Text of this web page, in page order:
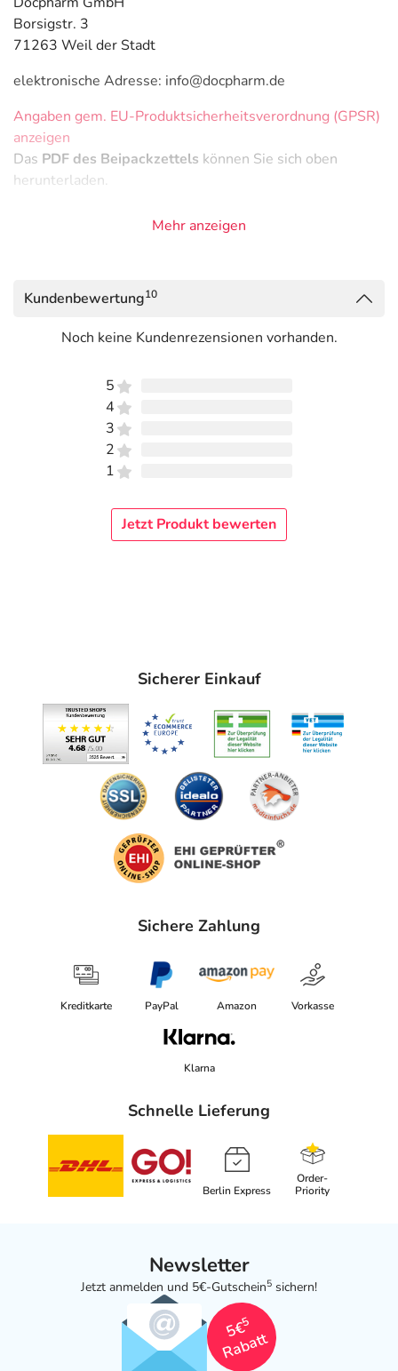
Borsigstr. 3
71263 Weil der Stadt
elektronische Adresse: info@docpharm.de
Angaben gem. EU-Produktsicherheitsverordnung (GPSR)
anzeigen
Das PDF des Beipackzettels können Sie sich oben
herunterladen.
Mehr anzeigen
Kundenbewertung10
Noch keine Kundenrezensionen vorhanden.
5
4
3
2
1
Jetzt Produkt bewerten
Sicherer Einkauf
Sichere Zahlung
Kreditkarte PayPal Amazon Vorkasse
Klarna
Schnelle Lieferung
Berlin Express
Order-
Priority
Newsletter
Jetzt anmelden und 5€-Gutschein5 sichern!
5€
5
Rabatt